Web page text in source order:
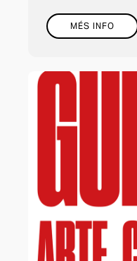
MÉS INFO